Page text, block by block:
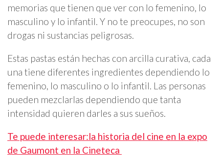
memorias que tienen que ver con lo femenino, lo
masculino y lo infantil. Y no te preocupes, no son
drogas ni sustancias peligrosas.
Estas pastas están hechas con arcilla curativa, cada
una tiene diferentes ingredientes dependiendo lo
femenino, lo masculino o lo infantil. Las personas
pueden mezclarlas dependiendo que tanta
intensidad quieren darles a sus sueños.
Te puede interesar:la historia del cine en la expo
de Gaumont en la Cineteca